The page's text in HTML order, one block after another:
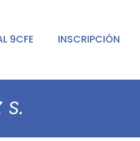
9CFE INSCRIPCIÓN
S.